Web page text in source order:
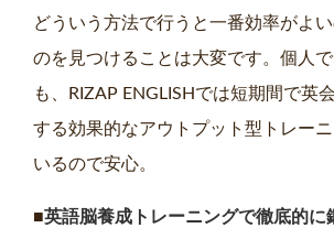
どういう方法で行うと一番効率がよ
のを見つけることは大変です。個人
も、RIZAP ENGLISHでは短期間で英
する効果的なアウトプット型トレー
いるので安心。
■英語脳養成トレーニングで徹底的に